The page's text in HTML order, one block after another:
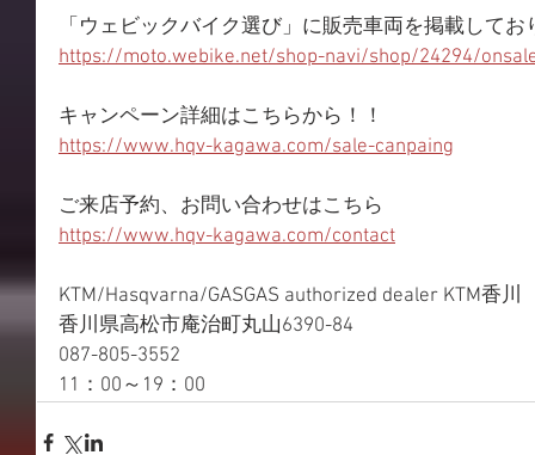
「ウェビックバイク選び」に販売車両を掲載してお
https://moto.webike.net/shop-navi/shop/24294/
キャンペーン詳細はこちらから！！
https://www.hqv-kagawa.com/sale-canpaing
ご来店予約、お問い合わせはこちら
https://www.hqv-kagawa.com/contact
KTM/Hasqvarna/GASGAS authorized dealer KTM香川
香川県高松市庵治町丸山6390-84
087-805-3552
11：00～19：00